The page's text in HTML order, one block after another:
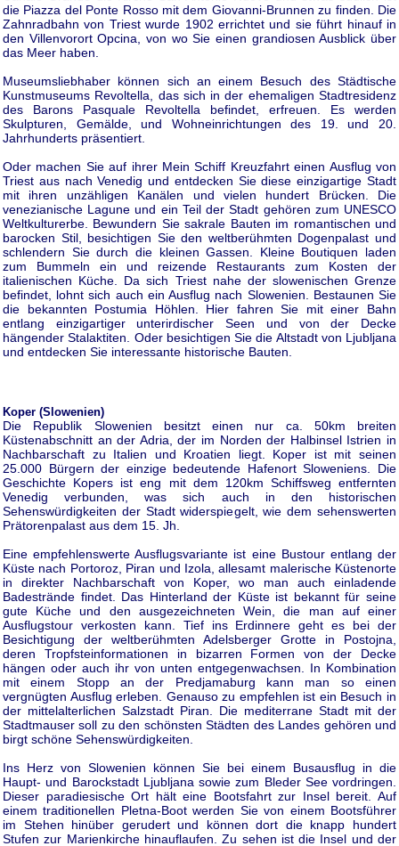
die Piazza del Ponte Rosso mit dem Giovanni-Brunnen zu finden. Die
Zahnradbahn von Triest wurde 1902 errichtet und sie führt hinauf in
den Villenvorort Opcina, von wo Sie einen grandiosen Ausblick über
das Meer haben.
Museumsliebhaber können sich an einem Besuch des Städtische
Kunstmuseums Revoltella, das sich in der ehemaligen Stadtresidenz
des Barons Pasquale Revoltella befindet, erfreuen. Es werden
Skulpturen, Gemälde, und Wohneinrichtungen des 19. und 20.
Jahrhunderts präsentiert.
Oder machen Sie auf ihrer Mein Schiff Kreuzfahrt einen Ausflug von
Triest aus nach Venedig und entdecken Sie diese einzigartige Stadt
mit ihren unzähligen Kanälen und vielen hundert Brücken. Die
venezianische Lagune und ein Teil der Stadt gehören zum UNESCO
Weltkulturerbe. Bewundern Sie sakrale Bauten im romantischen und
barocken Stil, besichtigen Sie den weltberühmten Dogenpalast und
schlendern Sie durch die kleinen Gassen. Kleine Boutiquen laden
zum Bummeln ein und reizende Restaurants zum Kosten der
italienischen Küche. Da sich Triest nahe der slowenischen Grenze
befindet, lohnt sich auch ein Ausflug nach Slowenien. Bestaunen Sie
die bekannten Postumia Höhlen. Hier fahren Sie mit einer Bahn
entlang einzigartiger unterirdischer Seen und von der Decke
hängender Stalaktiten. Oder besichtigen Sie die Altstadt von Ljubljana
und entdecken Sie interessante historische Bauten.
Koper (Slowenien)
Die Republik Slowenien besitzt einen nur ca. 50km breiten
Küstenabschnitt an der Adria, der im Norden der Halbinsel Istrien in
Nachbarschaft zu Italien und Kroatien liegt. Koper ist mit seinen
25.000 Bürgern der einzige bedeutende Hafenort Sloweniens. Die
Geschichte Kopers ist eng mit dem 120km Schiffsweg entfernten
Venedig verbunden, was sich auch in den historischen
Sehenswürdigkeiten der Stadt widerspiegelt, wie dem sehenswerten
Prätorenpalast aus dem 15. Jh.
Eine empfehlenswerte Ausflugsvariante ist eine Bustour entlang der
Küste nach Portoroz, Piran und Izola, allesamt malerische Küstenorte
in direkter Nachbarschaft von Koper, wo man auch einladende
Badestrände findet. Das Hinterland der Küste ist bekannt für seine
gute Küche und den ausgezeichneten Wein, die man auf einer
Ausflugstour verkosten kann. Tief ins Erdinnere geht es bei der
Besichtigung der weltberühmten Adelsberger Grotte in Postojna,
deren Tropfsteinformationen in bizarren Formen von der Decke
hängen oder auch ihr von unten entgegenwachsen. In Kombination
mit einem Stopp an der Predjamaburg kann man so einen
vergnügten Ausflug erleben. Genauso zu empfehlen ist ein Besuch in
der mittelalterlichen Salzstadt Piran. Die mediterrane Stadt mit der
Stadtmauser soll zu den schönsten Städten des Landes gehören und
birgt schöne Sehenswürdigkeiten.
Ins Herz von Slowenien können Sie bei einem Busausflug in die
Haupt- und Barockstadt Ljubljana sowie zum Bleder See vordringen.
Dieser paradiesische Ort hält eine Bootsfahrt zur Insel bereit. Auf
einem traditionellen Pletna-Boot werden Sie von einem Bootsführer
im Stehen hinüber gerudert und können dort die knapp hundert
Stufen zur Marienkirche hinauflaufen. Zu sehen ist die Insel und der